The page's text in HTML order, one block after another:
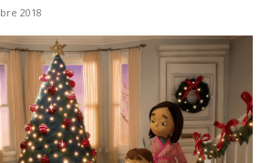
2018